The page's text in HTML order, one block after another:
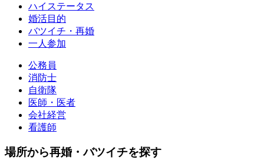
ハイステータス
婚活目的
バツイチ・再婚
一人参加
公務員
消防士
自衛隊
医師・医者
会社経営
看護師
場所から再婚・バツイチを探す